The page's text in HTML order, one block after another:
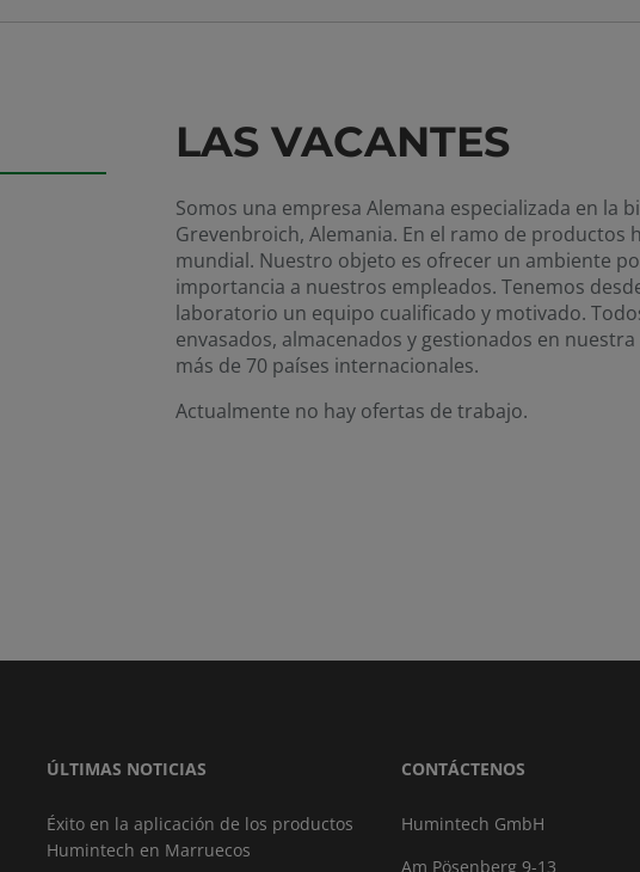
LAS VACANTES
Somos una empresa Alemana especializada en la
Grevenbroich, Alemania. En el ramo de
mundial. Nuestro objeto es ofrecer un ambiente
importancia a nuestros empleados. Tenemos
laboratorio un equipo cualificado y motivado.
envasados, almacenados y gestionados en
más de 70 países internacionales.
Actualmente no hay ofertas de trabajo.
ÚLTIMAS NOTICIAS
Éxito en la aplicación de los productos
Humintech en Marruecos
CONTÁCTENOS
Humintech GmbH
Am Pösenberg 9-13